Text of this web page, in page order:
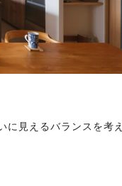
に見えるバランスを考え